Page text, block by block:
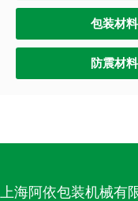
包装材料
防震材料
上海阿依包装机械有